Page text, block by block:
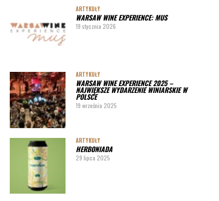
ARTYKUŁY
WARSAW WINE EXPERIENCE: MUS
19 stycznia 2026
ARTYKUŁY
WARSAW WINE EXPERIENCE 2025 –
NAJWIĘKSZE WYDARZENIE WINIARSKIE W
POLSCE
19 września 2025
ARTYKUŁY
HERBONIADA
29 lipca 2025